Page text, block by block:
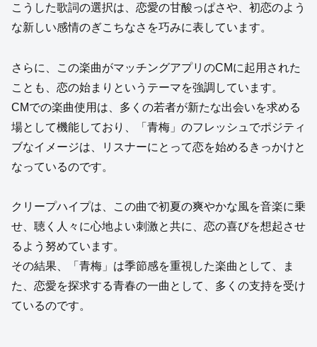
こうした歌詞の選択は、恋愛の甘酸っぱさや、初恋のよう
な新しい感情のぎこちなさを巧みに表しています。
さらに、この楽曲がマッチングアプリのCMに起用された
ことも、恋の始まりというテーマを強調しています。
CMでの楽曲使用は、多くの若者が新たな出会いを求める
場として機能しており、「青梅」のフレッシュでポジティ
ブなイメージは、リスナーにとって恋を始めるきっかけと
なっているのです。
クリープハイプは、この曲で初夏の爽やかな風を音楽に乗
せ、聴く人々に心地よい刺激と共に、恋の喜びを想起させ
るよう努めています。
その結果、「青梅」は季節感を重視した楽曲として、ま
た、恋愛を探求する青春の一曲として、多くの支持を受け
ているのです。